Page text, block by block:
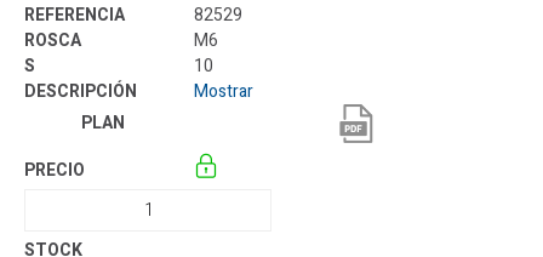
82529
M6
10
Mostrar